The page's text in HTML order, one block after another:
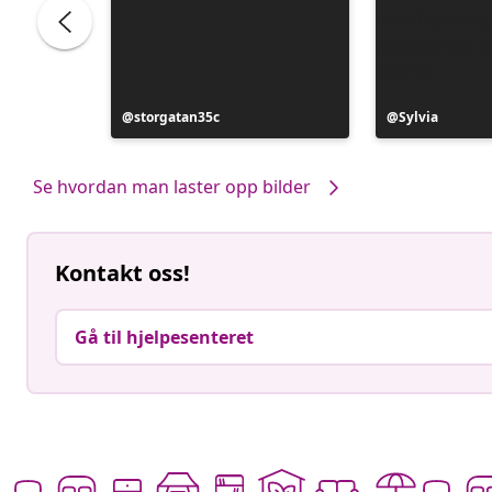
Innlegg
publisert
storgatan35c
Innlegg
publisert
Sylvia
Se hvordan man laster opp bilder
Kontakt oss!
Gå til hjelpesenteret